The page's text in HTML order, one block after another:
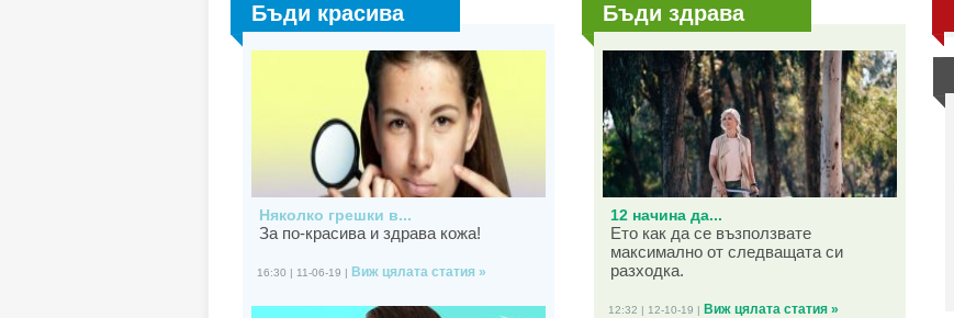
Бъди красива
Няколко грешки в...
За по-красива и здрава кожа!
16:30 | 11-06-19 | Виж цялата статия »
Бъди здрава
12 начина да...
Ето как да се възползвате
максимално от следващата си
разходка.
12:32 | 12-10-19 | Виж цялата статия »